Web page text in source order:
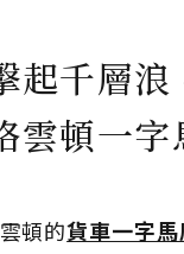
起千層浪
雲頓一字
頓的貨車一字馬